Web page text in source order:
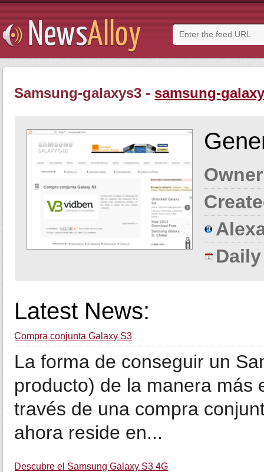
Samsung-galaxys3 - samsung-
Latest News:
Compra conjunta Galaxy S3
La forma de conseguir un
producto) de la manera más
través de una compra
ahora reside en...
Descubre el Samsung Galaxy S3 4G